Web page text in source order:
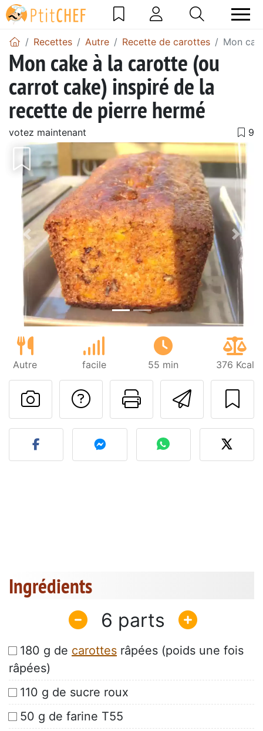
Recettes Autre Recette de carottes Mon
Mon cake à la carotte (ou
carrot cake) inspiré de la
recette de pierre hermé
votez maintenant
Précédent
Autre facile 55 min 376 Kcal
Imprimer
Poser une
Publier votre photo de
Ingrédients
6
180 g de carottes râpées (poids une fois
râpées)
110 g de sucre roux
50 g de farine T55